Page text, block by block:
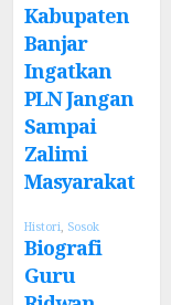
Kabupaten
Banjar
Ingatkan
PLN Jangan
Sampai
Zalimi
Masyarakat
Histori, Sosok
Biografi
Guru